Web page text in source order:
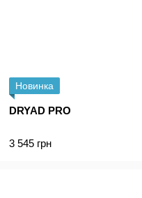
Новинка
DRYAD PRO
3 545 грн